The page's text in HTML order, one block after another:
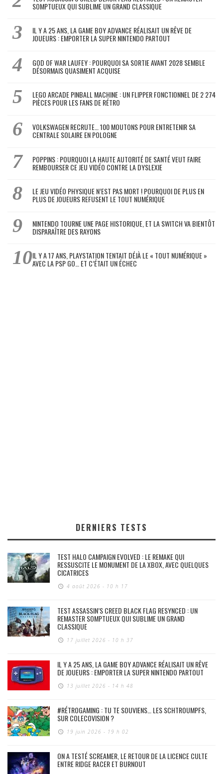
SOMPTUEUX QUI SUBLIME UN GRAND CLASSIQUE
IL Y A 25 ANS, LA GAME BOY ADVANCE RÉALISAIT UN RÊVE DE
JOUEURS : EMPORTER LA SUPER NINTENDO PARTOUT
GOD OF WAR LAUFEY : POURQUOI SA SORTIE AVANT 2028 SEMBLE
DÉSORMAIS QUASIMENT ACQUISE
LEGO ARCADE PINBALL MACHINE : UN FLIPPER FONCTIONNEL DE 2 274
PIÈCES POUR LES FANS DE RÉTRO
VOLKSWAGEN RECRUTE… 100 MOUTONS POUR ENTRETENIR SA
CENTRALE SOLAIRE EN POLOGNE
POPPINS : POURQUOI LA HAUTE AUTORITÉ DE SANTÉ VEUT FAIRE
REMBOURSER CE JEU VIDÉO CONTRE LA DYSLEXIE
LE JEU VIDÉO PHYSIQUE N’EST PAS MORT ! POURQUOI DE PLUS EN
PLUS DE JOUEURS REFUSENT LE TOUT NUMÉRIQUE
NINTENDO TOURNE UNE PAGE HISTORIQUE, ET LA SWITCH VA BIENTÔT
DISPARAÎTRE DES RAYONS
IL Y A 17 ANS, PLAYSTATION TENTAIT DÉJÀ LE « TOUT NUMÉRIQUE »
AVEC LA PSP GO… ET C’ÉTAIT UN ÉCHEC
DERNIERS TESTS
TEST HALO CAMPAIGN EVOLVED : LE REMAKE QUI
RESSUSCITE LE MONUMENT DE LA XBOX, AVEC QUELQUES
CICATRICES
4 août 2026 - 10 h 17
TEST ASSASSIN’S CREED BLACK FLAG RESYNCED : UN
REMASTER SOMPTUEUX QUI SUBLIME UN GRAND
CLASSIQUE
17 juillet 2026 - 10 h 37
IL Y A 25 ANS, LA GAME BOY ADVANCE RÉALISAIT UN RÊVE
DE JOUEURS : EMPORTER LA SUPER NINTENDO PARTOUT
13 juillet 2026 - 14 h 48
#RÉTROGAMING : TU TE SOUVIENS… LES SCHTROUMPFS,
SUR COLECOVISION ?
19 juin 2026 - 19 h 02
ON A TESTÉ SCREAMER, LE RETOUR DE LA LICENCE CULTE
ENTRE RIDGE RACER ET BURNOUT